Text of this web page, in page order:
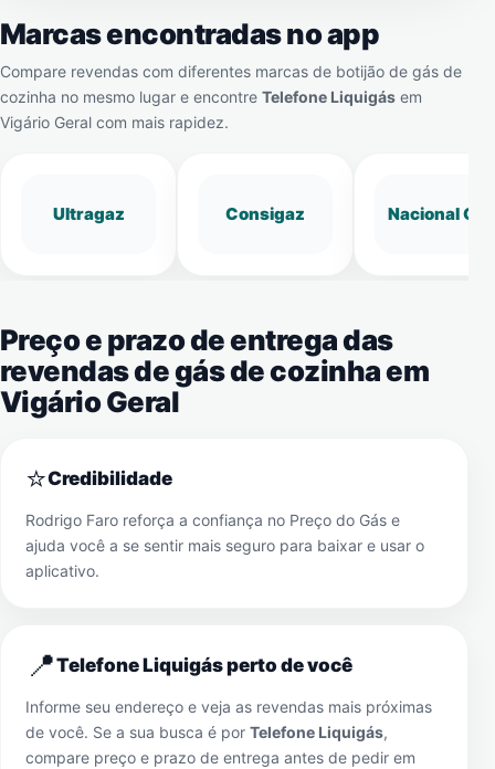
Marcas encontradas no app
Compare revendas com diferentes marcas de botijão de gás de
cozinha no mesmo lugar e encontre Telefone Liquigás em
Vigário Geral com mais rapidez.
Ultragaz Consigaz Nacional Gás
Preço e prazo de entrega das
revendas de gás de cozinha em
Vigário Geral
⭐Credibilidade
Rodrigo Faro reforça a confiança no Preço do Gás e
ajuda você a se sentir mais seguro para baixar e usar o
aplicativo.
📍Telefone Liquigás perto de você
Informe seu endereço e veja as revendas mais próximas
de você. Se a sua busca é por Telefone Liquigás,
compare preço e prazo de entrega antes de pedir em